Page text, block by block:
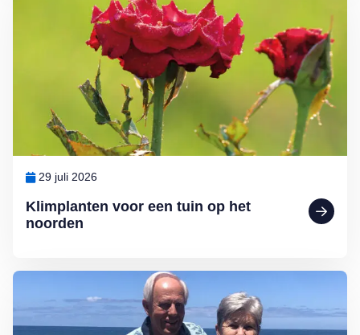
Klimplanten voor een tuin op het
noorden
29 juli 2026
Lees meer over Zó vieren Arthur en Mary vakantie: ‘Zo leer je een